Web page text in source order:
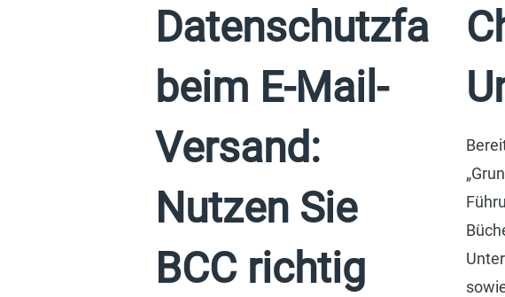
Datenschutzfallen
beim E-Mail-
Versand:
Nutzen Sie
BCC richtig